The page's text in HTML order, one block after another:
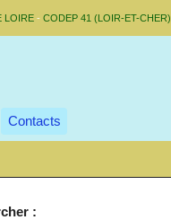
LOIRE - CODEP 41 (LOIR-ET-CHER)
Contacts
: